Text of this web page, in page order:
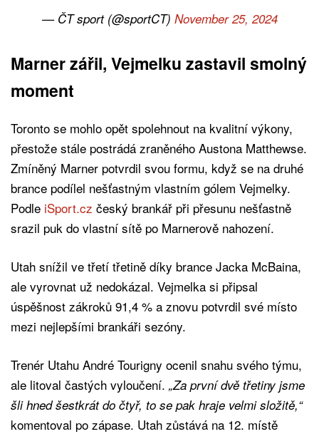
— ČT sport (@sportCT) November 25, 2024
Marner zářil, Vejmelku zastavil smolný
moment
Toronto se mohlo opět spolehnout na kvalitní výkony,
přestože stále postrádá zraněného Austona Matthewse.
Zmíněný Marner potvrdil svou formu, když se na druhé
brance podílel nešťastným vlastním gólem Vejmelky.
Podle iSport.cz český brankář při přesunu nešťastně
srazil puk do vlastní sítě po Marnerově nahození.
Utah snížil ve třetí třetině díky brance Jacka McBaina,
ale vyrovnat už nedokázal. Vejmelka si připsal
úspěšnost zákroků 91,4 % a znovu potvrdil své místo
mezi nejlepšími brankáři sezóny.
Trenér Utahu André Tourigny ocenil snahu svého týmu,
ale litoval častých vyloučení. „Za první dvě třetiny jsme
šli hned šestkrát do čtyř, to se pak hraje velmi složitě,“
komentoval po zápase. Utah zůstává na 12. místě